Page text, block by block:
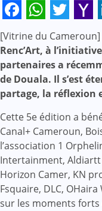
Facebook
[Vitrine du Cameroun]
Renc’Art, à
partenaires a
de Douala. Il s’est
partage, la
Cette 5e édition a
Canal+ Cameroun,
l’association 1
Intertainment, Aldiartt
Horizon Camer, KN
Fsquaire, DLC,
sur les moments